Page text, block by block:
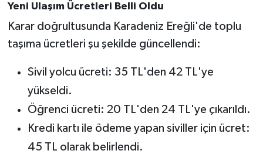
Yeni Ulaşım Ücretleri Belli Oldu
Karar doğrultusunda Karadeniz Ereğli'de toplu
taşıma ücretleri şu şekilde güncellendi:
Sivil yolcu ücreti: 35 TL'den 42 TL'ye
yükseldi.
Öğrenci ücreti: 20 TL'den 24 TL'ye çıkarıldı.
Kredi kartı ile ödeme yapan siviller için ücret:
45 TL olarak belirlendi.
Sağlık
SİYASET
Spor
Ulusal
Yaşam